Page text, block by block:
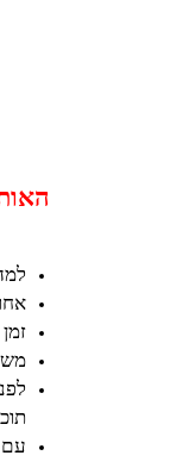
זמן אספקה
עם